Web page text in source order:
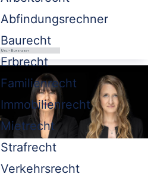
Abfindungsrechner
Baurecht
Erbrecht
Familienrecht
Immobilienrecht
Mietrecht
Strafrecht
Verkehrsrecht